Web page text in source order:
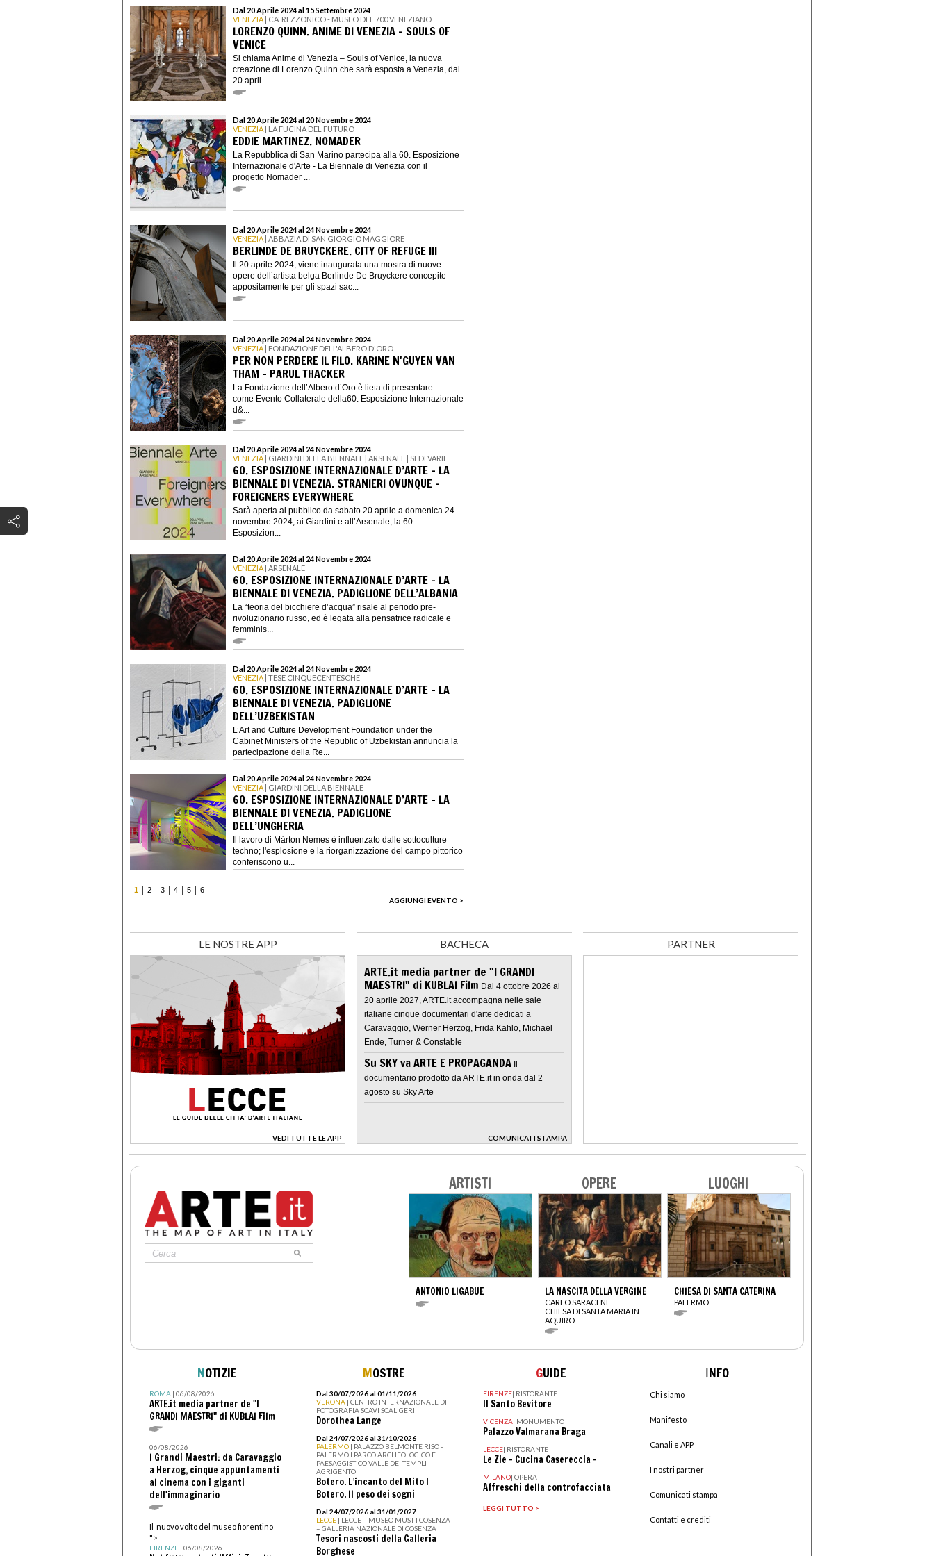
Dal 20 Aprile 2024 al 15 Settembre 2024
VENEZIA | CA' REZZONICO - MUSEO DEL 700 VENEZIANO
LORENZO QUINN. ANIME DI VENEZIA – SOULS OF
VENICE
Si chiama Anime di Venezia – Souls of Venice, la nuova
creazione di Lorenzo Quinn che sarà esposta a Venezia, dal
20 april...
Dal 20 Aprile 2024 al 20 Novembre 2024
VENEZIA | LA FUCINA DEL FUTURO
EDDIE MARTINEZ. NOMADER
La Repubblica di San Marino partecipa alla 60. Esposizione
Internazionale d'Arte - La Biennale di Venezia con il
progetto Nomader ...
Dal 20 Aprile 2024 al 24 Novembre 2024
VENEZIA | ABBAZIA DI SAN GIORGIO MAGGIORE
BERLINDE DE BRUYCKERE. CITY OF REFUGE III
Il 20 aprile 2024, viene inaugurata una mostra di nuove
opere dell’artista belga Berlinde De Bruyckere concepite
appositamente per gli spazi sac...
Dal 20 Aprile 2024 al 24 Novembre 2024
VENEZIA | FONDAZIONE DELL'ALBERO D'ORO
PER NON PERDERE IL FILO. KARINE N'GUYEN VAN
THAM – PARUL THACKER
La Fondazione dell’Albero d’Oro è lieta di presentare
come Evento Collaterale della60. Esposizione Internazionale
d&...
Dal 20 Aprile 2024 al 24 Novembre 2024
VENEZIA | GIARDINI DELLA BIENNALE | ARSENALE | SEDI VARIE
60. ESPOSIZIONE INTERNAZIONALE D’ARTE – LA
BIENNALE DI VENEZIA. STRANIERI OVUNQUE –
FOREIGNERS EVERYWHERE
Sarà aperta al pubblico da sabato 20 aprile a domenica 24
novembre 2024, ai Giardini e all’Arsenale, la 60.
Esposizion...
Dal 20 Aprile 2024 al 24 Novembre 2024
VENEZIA | ARSENALE
60. ESPOSIZIONE INTERNAZIONALE D’ARTE – LA
BIENNALE DI VENEZIA. PADIGLIONE DELL’ALBANIA
La “teoria del bicchiere d’acqua” risale al periodo pre-
rivoluzionario russo, ed è legata alla pensatrice radicale e
femminis...
Dal 20 Aprile 2024 al 24 Novembre 2024
VENEZIA | TESE CINQUECENTESCHE
60. ESPOSIZIONE INTERNAZIONALE D’ARTE – LA
BIENNALE DI VENEZIA. PADIGLIONE
DELL’UZBEKISTAN
L’Art and Culture Development Foundation under the
Cabinet Ministers of the Republic of Uzbekistan annuncia la
partecipazione della Re...
Dal 20 Aprile 2024 al 24 Novembre 2024
VENEZIA | GIARDINI DELLA BIENNALE
60. ESPOSIZIONE INTERNAZIONALE D’ARTE – LA
BIENNALE DI VENEZIA. PADIGLIONE
DELL’UNGHERIA
Il lavoro di Márton Nemes è influenzato dalle sottoculture
techno; l'esplosione e la riorganizzazione del campo pittorico
conferiscono u...
1 2 3 4 5
6
AGGIUNGI EVENTO >
LE NOSTRE APP
VEDI TUTTE LE APP
>
BACHECA
ARTE.it media partner de "I GRANDI
MAESTRI" di KUBLAI Film Dal 4 ottobre 2026 al
20 aprile 2027, ARTE.it accompagna nelle sale
italiane cinque documentari d'arte dedicati a
Caravaggio, Werner Herzog, Frida Kahlo, Michael
Ende, Turner & Constable
Su SKY va ARTE E PROPAGANDA
documentario prodotto da ARTE.it in onda dal 2
agosto su Sky Arte
COMUNICATI STAMPA
>
PARTNER
ARTISTI
ANTONIO LIGABUE
OPERE
LA NASCITA DELLA VERGINE
CARLO SARACENI
CHIESA DI SANTA MARIA IN
AQUIRO
LUOGHI
CHIESA DI SANTA CATERINA
PALERMO
NOTIZIE
ROMA| 06/08/2026
ARTE.it media partner de "I
GRANDI MAESTRI" di KUBLAI Film
06/08/2026
I Grandi Maestri: da Caravaggio
a Herzog, cinque appuntamenti
al cinema con i giganti
dell'immaginario
Il nuovo volto del museo fiorentino
">
FIRENZE| 06/08/2026
MOSTRE
Dal 30/07/2026 al 01/11/2026
VERONA | CENTRO INTERNAZIONALE DI
FOTOGRAFIA SCAVI SCALIGERI
Dorothea Lange
Dal 24/07/2026 al 31/10/2026
PALERMO | PALAZZO BELMONTE RISO -
PALERMO I PARCO ARCHEOLOGICO E
PAESAGGISTICO VALLE DEI TEMPLI -
AGRIGENTO
Botero. L’incanto del Mito I
Botero. Il peso dei sogni
Dal 24/07/2026 al 31/01/2027
LECCE | LECCE – MUSEO MUST I COSENZA
– GALLERIA NAZIONALE DI COSENZA
Tesori nascosti della Galleria
Borghese
GUIDE
FIRENZE| RISTORANTE
Il Santo Bevitore
VICENZA| MONUMENTO
Palazzo Valmarana Braga
LECCE| RISTORANTE
Le Zie - Cucina Casereccia -
MILANO| OPERA
Affreschi della controfacciata
LEGGI TUTTO >
INFO
Chi siamo
Manifesto
Canali e APP
I nostri partner
Comunicati stampa
Contatti e crediti